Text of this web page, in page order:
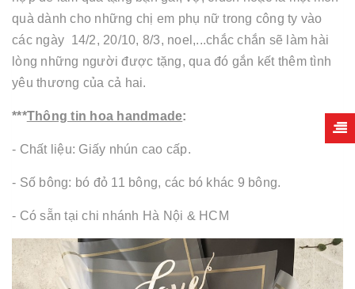
quà dành cho những chị em phụ nữ trong công ty vào
các ngày 14/2, 20/10, 8/3, noel,...chắc chắn sẽ làm hài
lòng những người được tặng, qua đó gắn kết thêm tình
yêu thương của cả hai.
***Thông tin hoa handmade:
- Chất liệu: Giấy nhún cao cấp.
- Số bông: bó đỏ 11 bông, các bó khác 9 bông.
- Có sẵn tại chi nhánh Hà Nội & HCM